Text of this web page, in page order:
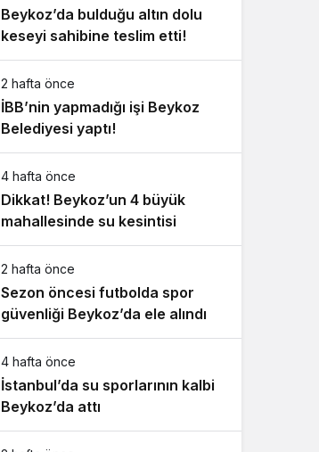
Beykoz’da bulduğu altın dolu
keseyi sahibine teslim etti!
2 hafta önce
İBB’nin yapmadığı işi Beykoz
Belediyesi yaptı!
4 hafta önce
Dikkat! Beykoz’un 4 büyük
mahallesinde su kesintisi
2 hafta önce
Sezon öncesi futbolda spor
güvenliği Beykoz’da ele alındı
4 hafta önce
İstanbul’da su sporlarının kalbi
Beykoz’da attı